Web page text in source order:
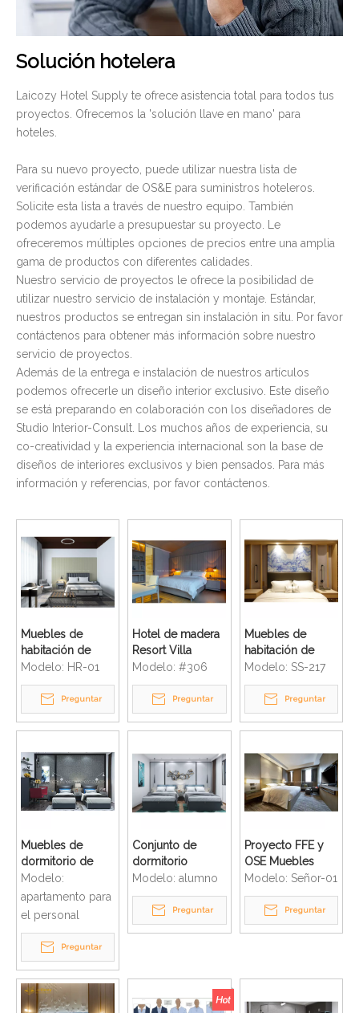
Solución hotelera
Laicozy Hotel Supply te ofrece asistencia total para todos tus
proyectos. Ofrecemos la 'solución llave en mano' para
hoteles.
Para su nuevo proyecto, puede utilizar nuestra lista de
verificación estándar de OS&E para suministros hoteleros.
Solicite esta lista a través de nuestro equipo. También
podemos ayudarle a presupuestar su proyecto. Le
ofreceremos múltiples opciones de precios entre una amplia
gama de productos con diferentes calidades.
Nuestro servicio de proyectos le ofrece la posibilidad de
utilizar nuestro servicio de instalación y montaje. Estándar,
nuestros productos se entregan sin instalación in situ. Por favor
contáctenos para obtener más información sobre nuestro
servicio de proyectos.
Además de la entrega e instalación de nuestros artículos
podemos ofrecerle un diseño interior exclusivo. Este diseño
se está preparando en colaboración con los diseñadores de
Studio Interior-Consult. Los muchos años de experiencia, su
co-creatividad y la experiencia internacional son la base de
diseños de interiores exclusivos y bien pensados. Para más
información y referencias, por favor contáctenos.
Muebles de
habitación de
huéspedes de
apartamentos de
diseño moderno
de hotel de
negocios
Modelo: HR-01
Preguntar
Hotel de madera
Resort Villa
dormitorio traje
muebles para el
hogar
Modelo: #306
Preguntar
Muebles de
habitación de
diseño de
interiores de
hotelería de lujo
Modelo: SS-217
Preguntar
Muebles de
dormitorio de
apartamento de
hotel hechos a
medida
Modelo:
apartamento para
el personal
Preguntar
Conjunto de
dormitorio
escolar
económico
Stundent
Apartment
Modelo: alumno
Preguntar
Proyecto FFE y
OSE Muebles
modernos para
habitaciones de
hotel Marriott
Modelo: Señor-01
Preguntar